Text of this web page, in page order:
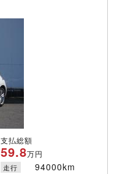
支払総額
59.8万円
走行 94000km